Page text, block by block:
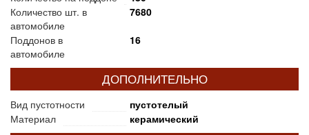
Количество шт. в
автомобиле
7680
Поддонов в
автомобиле
16
ДОПОЛНИТЕЛЬНО
Вид пустотности
пустотелый
Материал
керамический